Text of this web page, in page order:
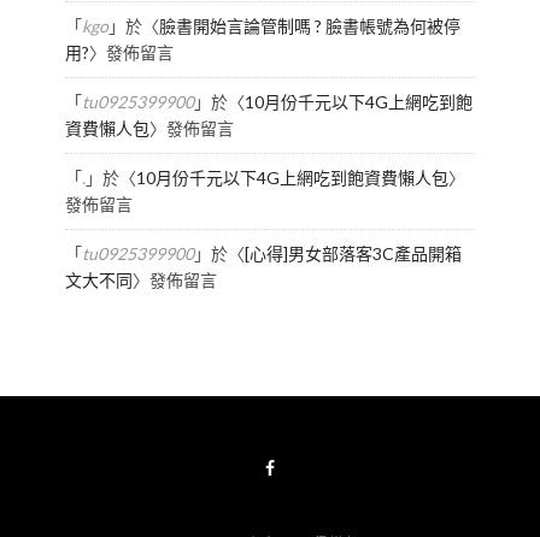
「kgo」於〈臉書開始言論管制嗎 ? 臉書帳號為何被停
用?〉發佈留言
「tu0925399900」於〈10月份千元以下4G上網吃到飽
資費懶人包〉發佈留言
「.」於〈10月份千元以下4G上網吃到飽資費懶人包〉
發佈留言
「tu0925399900」於〈[心得]男女部落客3C產品開箱
文大不同〉發佈留言